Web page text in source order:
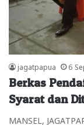
jagatpapua 6
Berkas
Syarat dan
MANSEL,